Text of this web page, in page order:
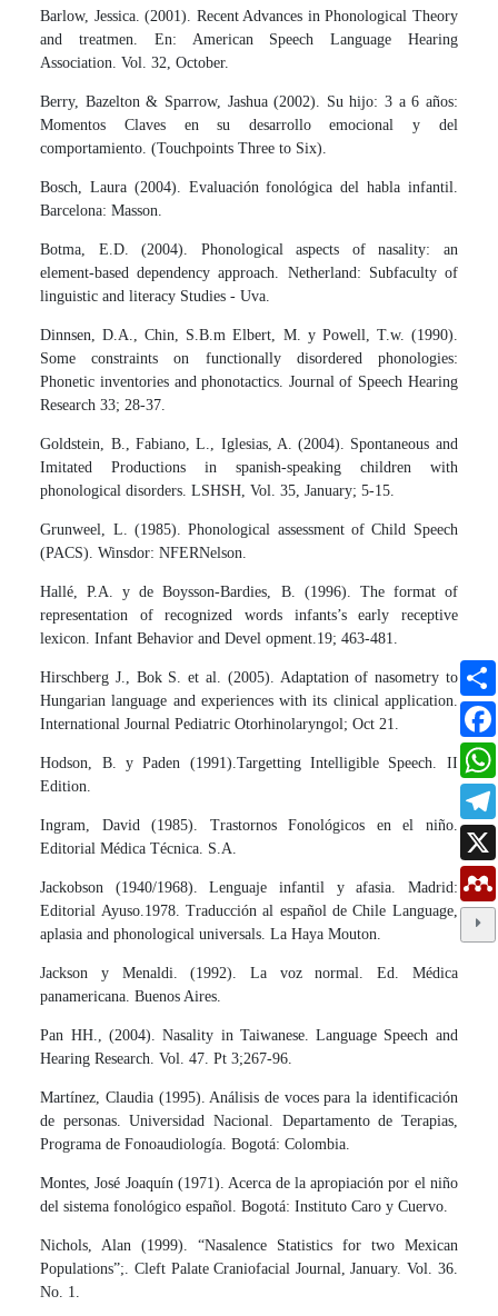
Barlow, Jessica. (2001). Recent Advances in Phonological Theory
and treatmen. En: American Speech Language Hearing
Association. Vol. 32, October.
Berry, Bazelton & Sparrow, Jashua (2002). Su hijo: 3 a 6 años:
Momentos Claves en su desarrollo emocional y del
comportamiento. (Touchpoints Three to Six).
Bosch, Laura (2004). Evaluación fonológica del habla infantil.
Barcelona: Masson.
Botma, E.D. (2004). Phonological aspects of nasality: an
element-based dependency approach. Netherland: Subfaculty of
linguistic and literacy Studies - Uva.
Dinnsen, D.A., Chin, S.B.m Elbert, M. y Powell, T.w. (1990).
Some constraints on functionally disordered phonologies:
Phonetic inventories and phonotactics. Journal of Speech Hearing
Research 33; 28-37.
Goldstein, B., Fabiano, L., Iglesias, A. (2004). Spontaneous and
Imitated Productions in spanish-speaking children with
phonological disorders. LSHSH, Vol. 35, January; 5-15.
Grunweel, L. (1985). Phonological assessment of Child Speech
(PACS). Winsdor: NFERNelson.
Hallé, P.A. y de Boysson-Bardies, B. (1996). The format of
representation of recognized words infants’s early receptive
lexicon. Infant Behavior and Devel opment.19; 463-481.
Hirschberg J., Bok S. et al. (2005). Adaptation of nasometry to
Hungarian language and experiences with its clinical application.
International Journal Pediatric Otorhinolaryngol; Oct 21.
Hodson, B. y Paden (1991).Targetting Intelligible Speech. II
Edition.
Ingram, David (1985). Trastornos Fonológicos en el niño.
Editorial Médica Técnica. S.A.
Jackobson (1940/1968). Lenguaje infantil y afasia. Madrid:
Editorial Ayuso.1978. Traducción al español de Chile Language,
aplasia and phonological universals. La Haya Mouton.
Jackson y Menaldi. (1992). La voz normal. Ed. Médica
panamericana. Buenos Aires.
Pan HH., (2004). Nasality in Taiwanese. Language Speech and
Hearing Research. Vol. 47. Pt 3;267-96.
Martínez, Claudia (1995). Análisis de voces para la identificación
de personas. Universidad Nacional. Departamento de Terapias,
Programa de Fonoaudiología. Bogotá: Colombia.
Montes, José Joaquín (1971). Acerca de la apropiación por el niño
del sistema fonológico español. Bogotá: Instituto Caro y Cuervo.
Nichols, Alan (1999). “Nasalence Statistics for two Mexican
Populations”;. Cleft Palate Craniofacial Journal, January. Vol. 36.
No. 1.